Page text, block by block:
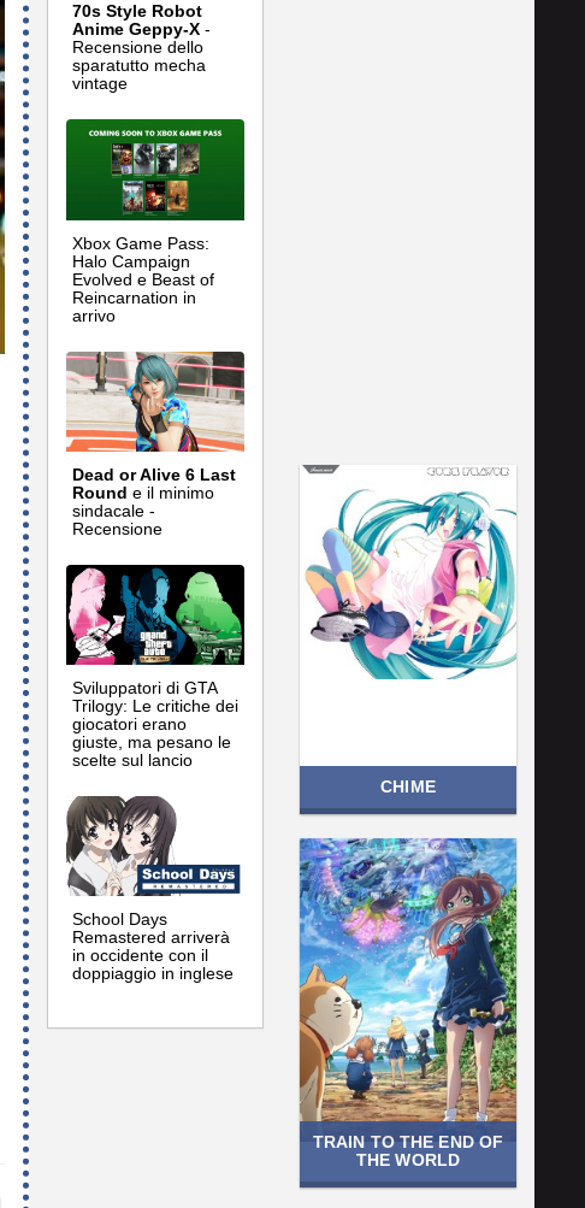
70s Style Robot
Anime Geppy-X -
Recensione dello
sparatutto mecha
vintage
Xbox Game Pass:
Halo Campaign
Evolved e Beast of
Reincarnation in
arrivo
Dead or Alive 6 Last
Round e il minimo
sindacale -
Recensione
Sviluppatori di GTA
Trilogy: Le critiche dei
giocatori erano
giuste, ma pesano le
scelte sul lancio
School Days
Remastered arriverà
in occidente con il
doppiaggio in inglese
CHIME
TRAIN TO THE END OF
THE WORLD